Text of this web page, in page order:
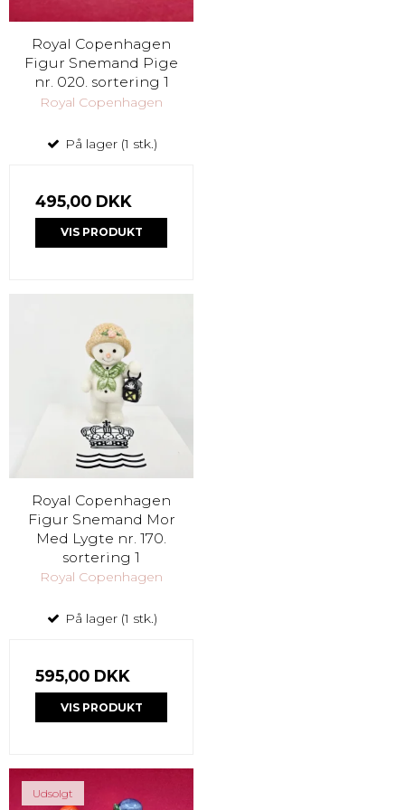
Royal Copenhagen
Figur Snemand Pige
nr. 020. sortering 1
Royal Copenhagen
På lager (1 stk.)
495,00 DKK
VIS PRODUKT
Royal Copenhagen
Figur Snemand Mor
Med Lygte nr. 170.
sortering 1
Royal Copenhagen
På lager (1 stk.)
595,00 DKK
VIS PRODUKT
Udsolgt